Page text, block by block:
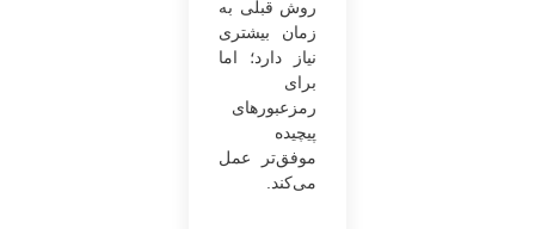
روش قبلی به
زمان بیشتری
نیاز دارد؛ اما
برای
رمزعبورهای
پیچیده
موفق‌تر عمل
می‌کند.